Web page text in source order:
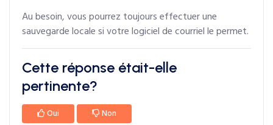
Au besoin, vous pourrez toujours effectuer une
sauvegarde locale si votre logiciel de courriel le permet.
Cette réponse était-elle
pertinente?
Oui Non